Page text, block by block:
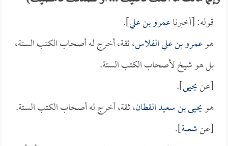
قوله: [أخبرناعمرو بن علي].
هوعمرو بن علي الفلاس، ثقة، أخرج له أصحاب الكتب الستة،
بل هو شيخ لأصحاب الكتب الستة.
[عنيحيى].
هويحيى بن سعيد القطان، ثقة، أخرج له أصحاب الكتب الستة.
[عنشعبة].